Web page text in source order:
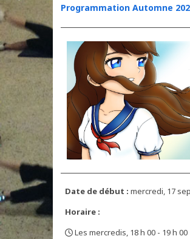
Programmation Automne
Date de début : mercredi, 17
Horaire :
Les mercredis, 18 h 00 - 19 h 00